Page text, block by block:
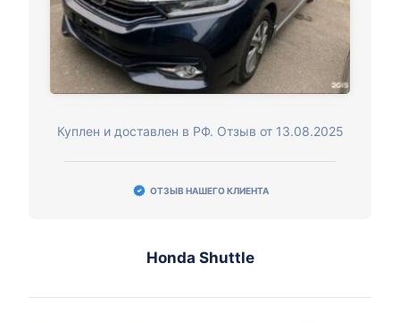
Куплен и доставлен в РФ. Отзыв от 13.08.2025
ОТЗЫВ НАШЕГО КЛИЕНТА
Honda Shuttle